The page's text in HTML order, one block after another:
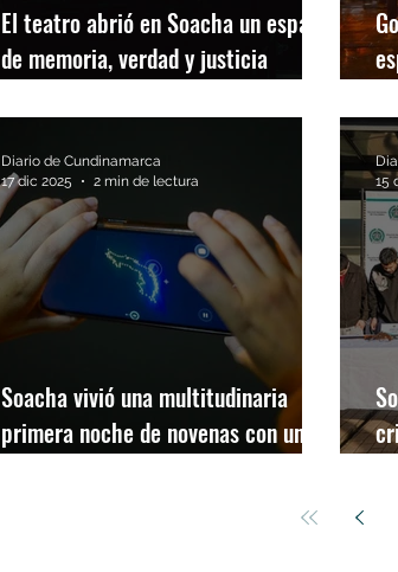
El teatro abrió en Soacha un espacio
de memoria, verdad y justicia
Soacha vivió una multitudinaria
primera noche de novenas con un
Diario de Cundinamarca
17 dic 2025
2 min de lectura
15